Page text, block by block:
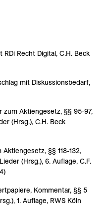
Recht Digital, C.H. Beck
mit Diskussionsbedarf,
zum Aktiengesetz, §§ 95-97,
(Hrsg.), C.H. Beck
§§ 118-132,
(Hrsg.), 6. Auflage, C.F.
Kommentar, §§ 5
1. Auflage, RWS Köln